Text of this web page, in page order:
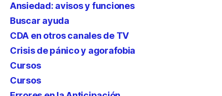
Ansiedad: avisos y funciones
Buscar ayuda
CDA en otros canales de TV
Crisis de pánico y agorafobia
Cursos
Cursos